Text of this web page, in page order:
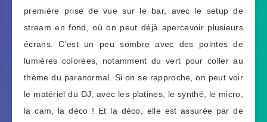
première prise de vue sur le bar, avec le setup de
stream en fond, où on peut déjà apercevoir plusieurs
écrans. C’est un peu sombre avec des pointes de
lumières colorées, notamment du vert pour coller au
thème du paranormal. Si on se rapproche, on peut voir
le matériel du DJ, avec les platines, le synthé, le micro,
la cam, la déco ! Et la déco, elle est assurée par de